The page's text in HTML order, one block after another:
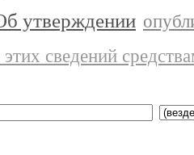
утверждении
этих сведений